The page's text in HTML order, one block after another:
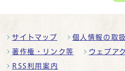
サイトマップ 個人情報の取
著作権・リンク等 ウェブア
RSS利用案内